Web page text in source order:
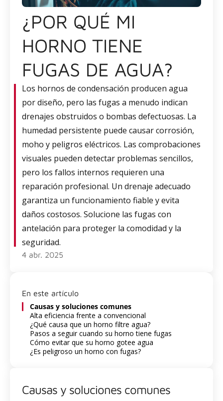
¿POR QUÉ MI
HORNO TIENE
FUGAS DE AGUA?
Los hornos de condensación producen agua
por diseño, pero las fugas a menudo indican
drenajes obstruidos o bombas defectuosas. La
humedad persistente puede causar corrosión,
moho y peligros eléctricos. Las comprobaciones
visuales pueden detectar problemas sencillos,
pero los fallos internos requieren una
reparación profesional. Un drenaje adecuado
garantiza un funcionamiento fiable y evita
daños costosos. Solucione las fugas con
antelación para proteger la comodidad y la
seguridad.
4 abr. 2025
En este artículo
Causas y soluciones comunes
Alta eficiencia frente a convencional
¿Qué causa que un horno filtre agua?
Pasos a seguir cuando su horno tiene fugas
Cómo evitar que su horno gotee agua
¿Es peligroso un horno con fugas?
Causas y soluciones comunes